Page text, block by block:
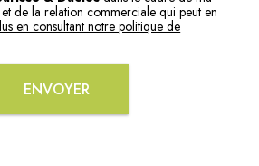
de la relation commerciale qui peut en
en consultant notre politique de